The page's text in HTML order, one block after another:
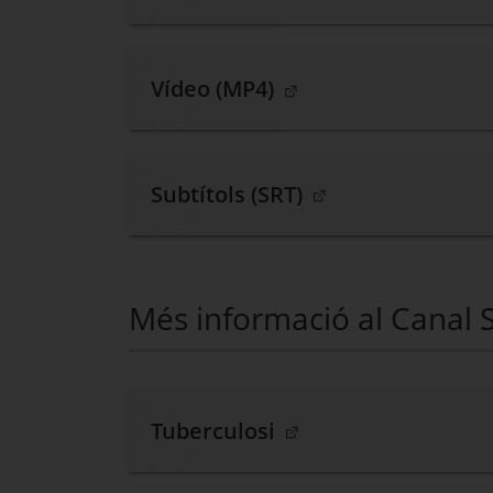
Vídeo (MP4) . Obre en una nova
Subtítols (SRT) . Obre en una nova
Més informació al Canal
Tuberculosi . Obre en una nova